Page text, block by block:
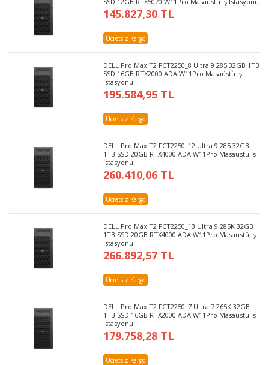
145.827,30 TL
Ücretsiz Kargo
DELL Pro Max T2 FCT2250_8 Ultra 9 285 32GB 1TB
SSD 16GB RTX2000 ADA W11Pro Masaüstü İş
İstasyonu
195.584,95 TL
Ücretsiz Kargo
DELL Pro Max T2 FCT2250_12 Ultra 9 285 32GB
1TB SSD 20GB RTX4000 ADA W11Pro Masaüstü İş
İstasyonu
260.410,06 TL
Ücretsiz Kargo
DELL Pro Max T2 FCT2250_13 Ultra 9 285K 32GB
1TB SSD 20GB RTX4000 ADA W11Pro Masaüstü İş
İstasyonu
266.892,57 TL
Ücretsiz Kargo
DELL Pro Max T2 FCT2250_7 Ultra 7 265K 32GB
1TB SSD 16GB RTX2000 ADA W11Pro Masaüstü İş
İstasyonu
179.758,28 TL
Ücretsiz Kargo